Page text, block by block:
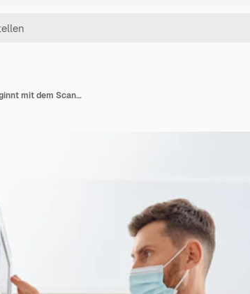
Radiologe berührt den Bildschirm moderner Geräte und beginnt mit dem Scannen